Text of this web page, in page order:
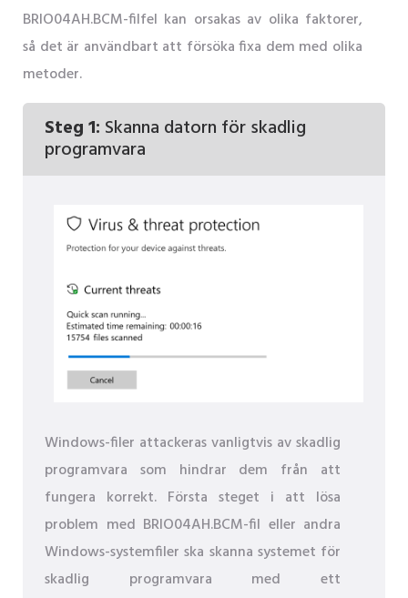
BRIO04AH.BCM-filfel kan orsakas av olika faktorer,
så det är användbart att försöka fixa dem med olika
metoder.
Steg 1: Skanna datorn för skadlig
programvara
Windows-filer attackeras vanligtvis av skadlig
programvara som hindrar dem från att
fungera korrekt. Första steget i att lösa
problem med BRIO04AH.BCM-fil eller andra
Windows-systemfiler ska skanna systemet för
skadlig programvara med ett